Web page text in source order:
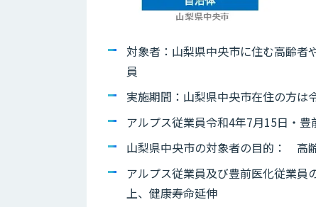
対象者：山梨県中央市に住む高齢者
員
実施期間：山梨県中央市在住の方は
アルプス従業員令和4年7月15日・
山梨県中央市の対象者の目的： 高
アルプス従業員及び豊前医化従業
上、健康寿命延伸